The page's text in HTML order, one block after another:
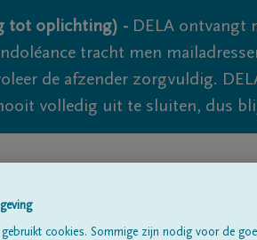
tot oplichting) - DELA ontvangt
tracht men
de afzender zorgvuldig.
volledig uit te sluiten, dus
cookies. Sommige zijn nodig voor de